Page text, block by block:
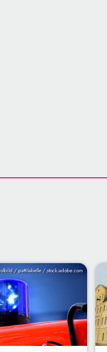
/ pattilabelle / stock.adobe.com